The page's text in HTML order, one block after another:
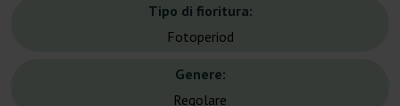
Tipo di fioritura:
Fotoperiod
Genere:
Regolare